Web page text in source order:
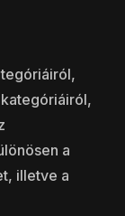
a
illetve a